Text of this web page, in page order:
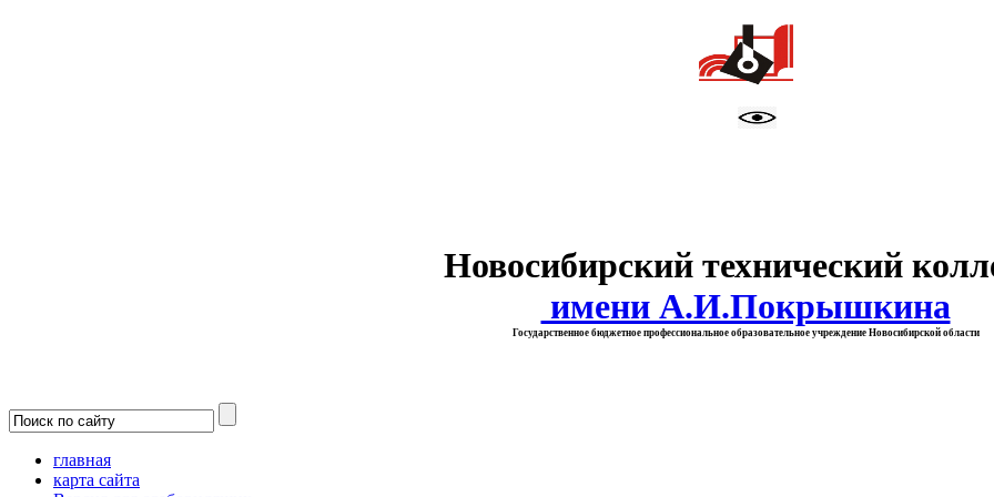
Новосибирский технический
имени А.И.Покрышкина
Государственное бюджетное профессиональное образовательное учреждение Новосибирской области
главная
карта сайта